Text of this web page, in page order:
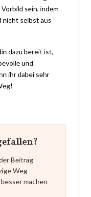
sein, indem
nicht selbst aus
dazu bereit ist,
und
ihr dabei sehr
Beitrag
Weg
machen